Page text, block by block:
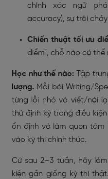
chính xác ngữ
accuracy), sự trôi
Chiến thuật tối ưu
điểm", chỗ nào có thể
Học như thế nào: Tập
lượng. Mỗi bài Writing/
từng lỗi nhỏ và viết/nói
thử định kỳ trong điều
ổn định và làm quen
vào kỳ thi chính thức.
Cứ sau 2–3 tuần, hãy
kiện gần giống kỳ thi